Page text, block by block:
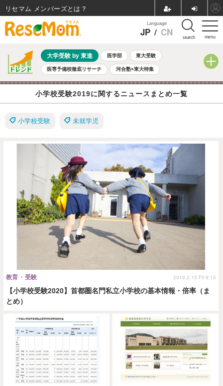
menu
Language
JP / CN search
大学受験 by 東進 医学部 東大受験
医専予備校徹底リサーチ 河合塾×東大特集
親子で考える大学選び 高校受験 中学受験 小学校受験
共通テスト 夏休み 8月開催学校説明会・相談会
自由研究教材（小学生向け） 自由研究教材（中学生向け）
小学校受験2019に関するニュースまとめ一覧
小学校受験 未就学児
【小学校受験2020】首都圏名門私立小学校の基本情報・倍率（ま
とめ）
教育・受験 2019.2.15 Fri 9:15
リセマム メンバーズ